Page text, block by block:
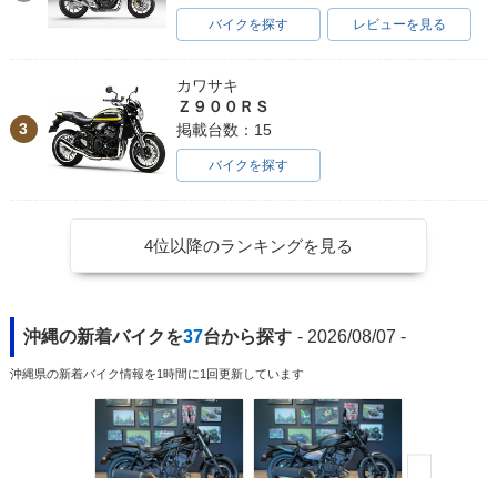
バイクを探す レビューを見る
3
カワサキ
Ｚ９００ＲＳ
掲載台数：15
バイクを探す
4位以降のランキングを見る
沖縄の新着バイクを37台から探す - 2026/08/07 -
沖縄県の新着バイク情報を1時間に1回更新しています